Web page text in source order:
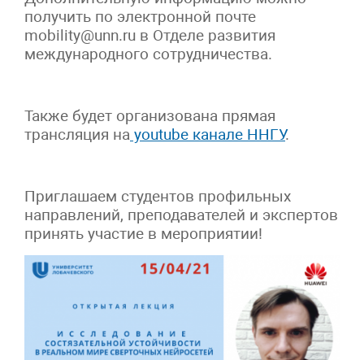
получить по электронной почте
mobility@unn.ru в Отделе развития
международного сотрудничества.
Также будет организована прямая
трансляция на youtube канале ННГУ.
Приглашаем студентов профильных
направлений, преподавателей и экспертов
принять участие в мероприятии!